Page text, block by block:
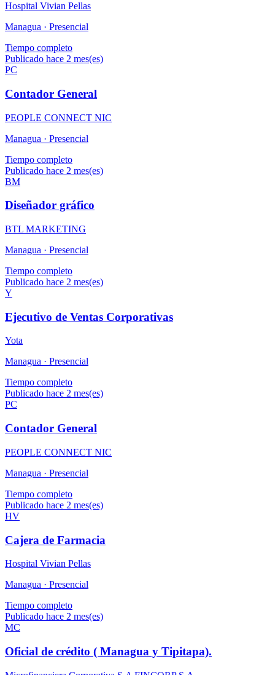
Hospital Vivian Pellas
Managua · Presencial
Tiempo completo
Publicado hace 2 mes(es)
PC
Contador General
PEOPLE CONNECT NIC
Managua · Presencial
Tiempo completo
Publicado hace 2 mes(es)
BM
Diseñador gráfico
BTL MARKETING
Managua · Presencial
Tiempo completo
Publicado hace 2 mes(es)
Y
Ejecutivo de Ventas Corporativas
Yota
Managua · Presencial
Tiempo completo
Publicado hace 2 mes(es)
PC
Contador General
PEOPLE CONNECT NIC
Managua · Presencial
Tiempo completo
Publicado hace 2 mes(es)
HV
Cajera de Farmacia
Hospital Vivian Pellas
Managua · Presencial
Tiempo completo
Publicado hace 2 mes(es)
MC
Oficial de crédito ( Managua y Tipitapa).